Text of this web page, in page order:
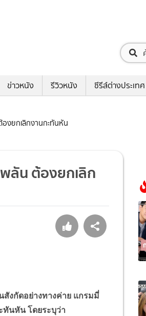
ข่าวหนัง รีวิวหนัง ซีรีส์ต่างประเทศ
องยกเลิกงานกะทันหัน
พลัน ต้องยกเลิก
งกัดอย่างทางค่าย แกรมมี่
ทันหัน โดยระบุว่า